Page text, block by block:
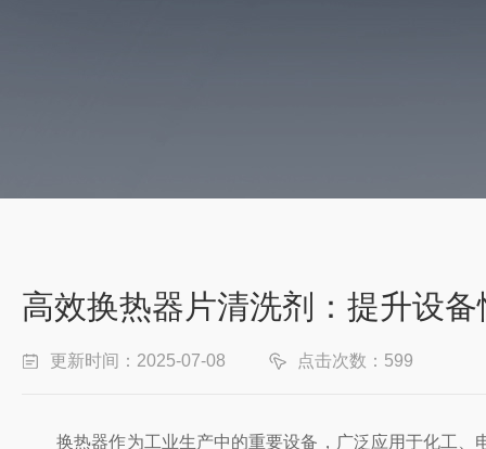
高效换热器片清洗剂：提升设
更新时间：2025-07-08 点击次数：599
换热器作为工业生产中的重要设备，广泛应用于化工、